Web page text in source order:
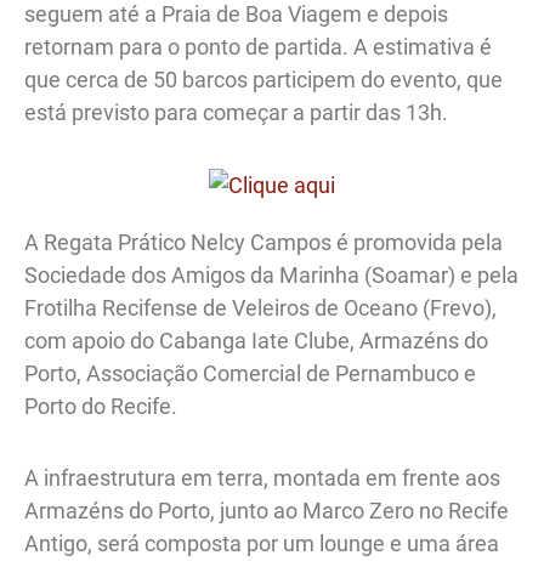
seguem até a Praia de Boa Viagem e depois
retornam para o ponto de partida. A estimativa é
que cerca de 50 barcos participem do evento, que
está previsto para começar a partir das 13h.
A Regata Prático Nelcy Campos é promovida pela
Sociedade dos Amigos da Marinha (Soamar) e pela
Frotilha Recifense de Veleiros de Oceano (Frevo),
com apoio do Cabanga Iate Clube, Armazéns do
Porto, Associação Comercial de Pernambuco e
Porto do Recife.
A infraestrutura em terra, montada em frente aos
Armazéns do Porto, junto ao Marco Zero no Recife
Antigo, será composta por um lounge e uma área